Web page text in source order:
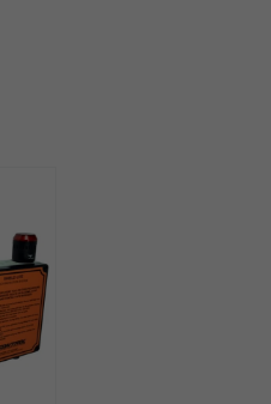
Nödvändiga
Dessa
cookies går